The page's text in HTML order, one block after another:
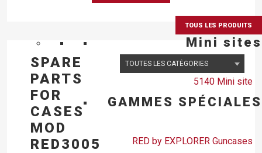
TOUS LES PRODUITS
Mini sites
5140 Mini site
GAMMES SPÉCIALES
RED by EXPLORER Guncases
SPARE
PARTS
FOR
CASES
MOD
RED3005